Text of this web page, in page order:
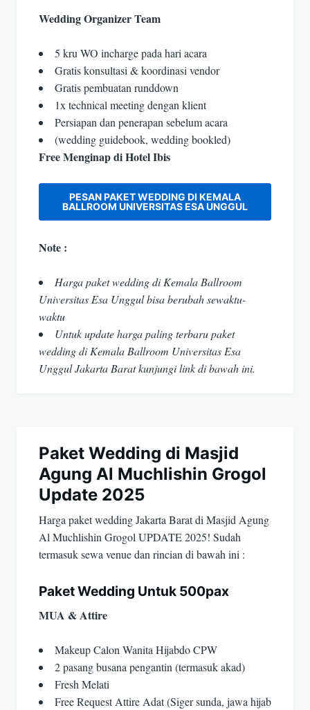
Wedding Organizer Team
5 kru WO incharge pada hari acara
Gratis konsultasi & koordinasi vendor
Gratis pembuatan runddown
1x technical meeting dengan klient
Persiapan dan penerapan sebelum acara
(wedding guidebook, wedding bookled)
Free Menginap di Hotel Ibis
PESAN PAKET WEDDING DI KEMALA
BALLROOM UNIVERSITAS ESA UNGGUL
Note :
Harga paket wedding di Kemala Ballroom
Universitas Esa Unggul bisa berubah sewaktu-
waktu
Untuk update harga paling terbaru paket
wedding di Kemala Ballroom Universitas Esa
Unggul Jakarta Barat kunjungi link di bawah ini.
Paket Wedding di Masjid
Agung Al Muchlishin Grogol
Update 2025
Harga paket wedding Jakarta Barat di Masjid Agung
Al Muchlishin Grogol UPDATE 2025! Sudah
termasuk sewa venue dan rincian di bawah ini :
Paket Wedding Untuk 500pax
MUA & Attire
Makeup Calon Wanita Hijabdo CPW
2 pasang busana pengantin (termasuk akad)
Fresh Melati
Free Request Attire Adat (Siger sunda, jawa hijab